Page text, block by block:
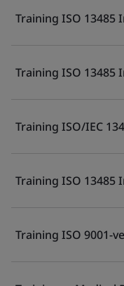
Training ISO 13485
Training ISO
Training ISO/IEC
Training ISO 13485
Training ISO 9001-